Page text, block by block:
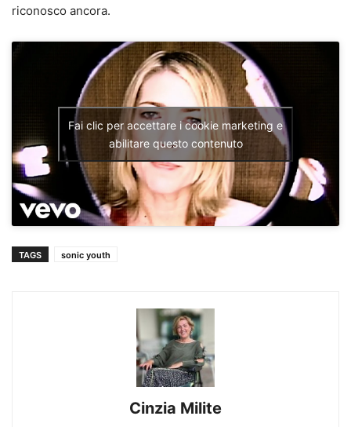
riconosco ancora.
Fai clic per accettare i cookie marketing e
abilitare questo contenuto
TAGS sonic youth
Cinzia Milite